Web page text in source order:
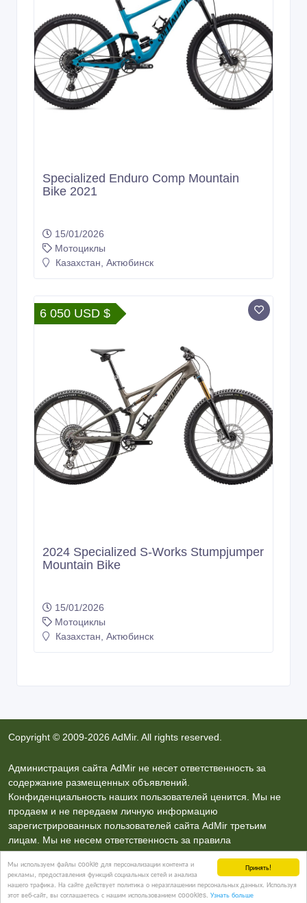
Принять!
Мы используем файлы cookie для персонализации контента и
рекламы, предоставления функций социальных сетей и анализа
нашего трафика. На сайте действует политика о неразглашении персональных данных. Используя
этот веб-сайт, вы соглашаетесь с нашим использованием coookies. Узнать больше
Specialized Enduro Comp Mountain
Bike 2021
15/01/2026
Мотоциклы
Казахстан, Актюбинск
6 050 USD $
2024 Specialized S-Works Stumpjumper
Mountain Bike
15/01/2026
Мотоциклы
Казахстан, Актюбинск
Copyright © 2009-2026 AdMir. All rights reserved.
Администрация сайта AdMir не несет ответственность за
содержание размещенных объявлений.
Конфиденциальность наших пользователей ценится. Мы не
продаем и не передаем личную информацию
зарегистрированных пользователей сайта AdMir третьим
лицам. Мы не несем ответственность за правила
конфиденциальности сайтов на которые ссылается AdMir.
На некоторых страницах нашего сайта представлена реклама
Google Adsense Advertising Network. Чтобы подробней узнать о
правилах конфиденциальности Googleнажмите тут.